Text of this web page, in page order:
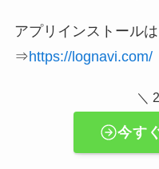
アプリインストール
⇒https://lognavi.com/
＼
今す